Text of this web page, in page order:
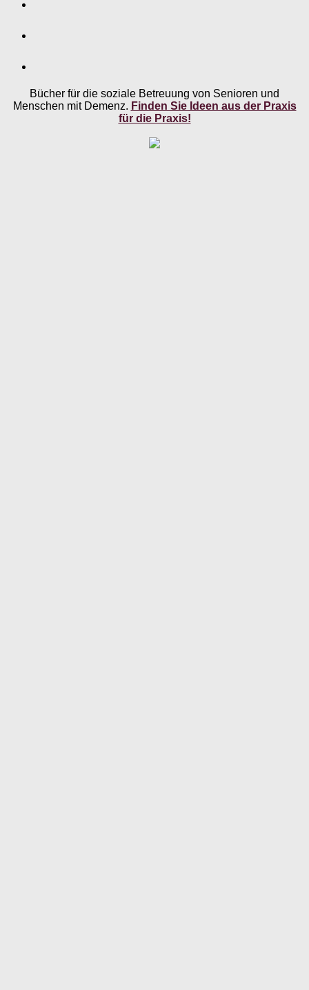
Bücher für die soziale Betreuung von Senioren und
Menschen mit Demenz. Finden Sie Ideen aus der Praxis
für die Praxis!